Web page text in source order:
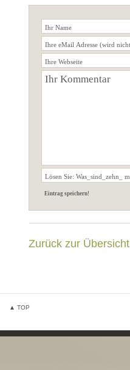
Zurück zur Übersicht
▲ TOP